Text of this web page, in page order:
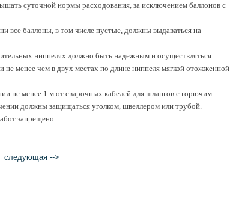
суточной нормы расходования, за исключением баллонов с
все баллоны, в том числе пустые, должны выдаваться на
ниппелях должно быть надежным и осуществляться
не менее чем в двух местах по длине ниппеля мягкой отожженной
не менее 1 м от сварочных кабелей для шлангов с горючим
должны защищаться уголком, швеллером или трубой.
запрещено:
следующая -->